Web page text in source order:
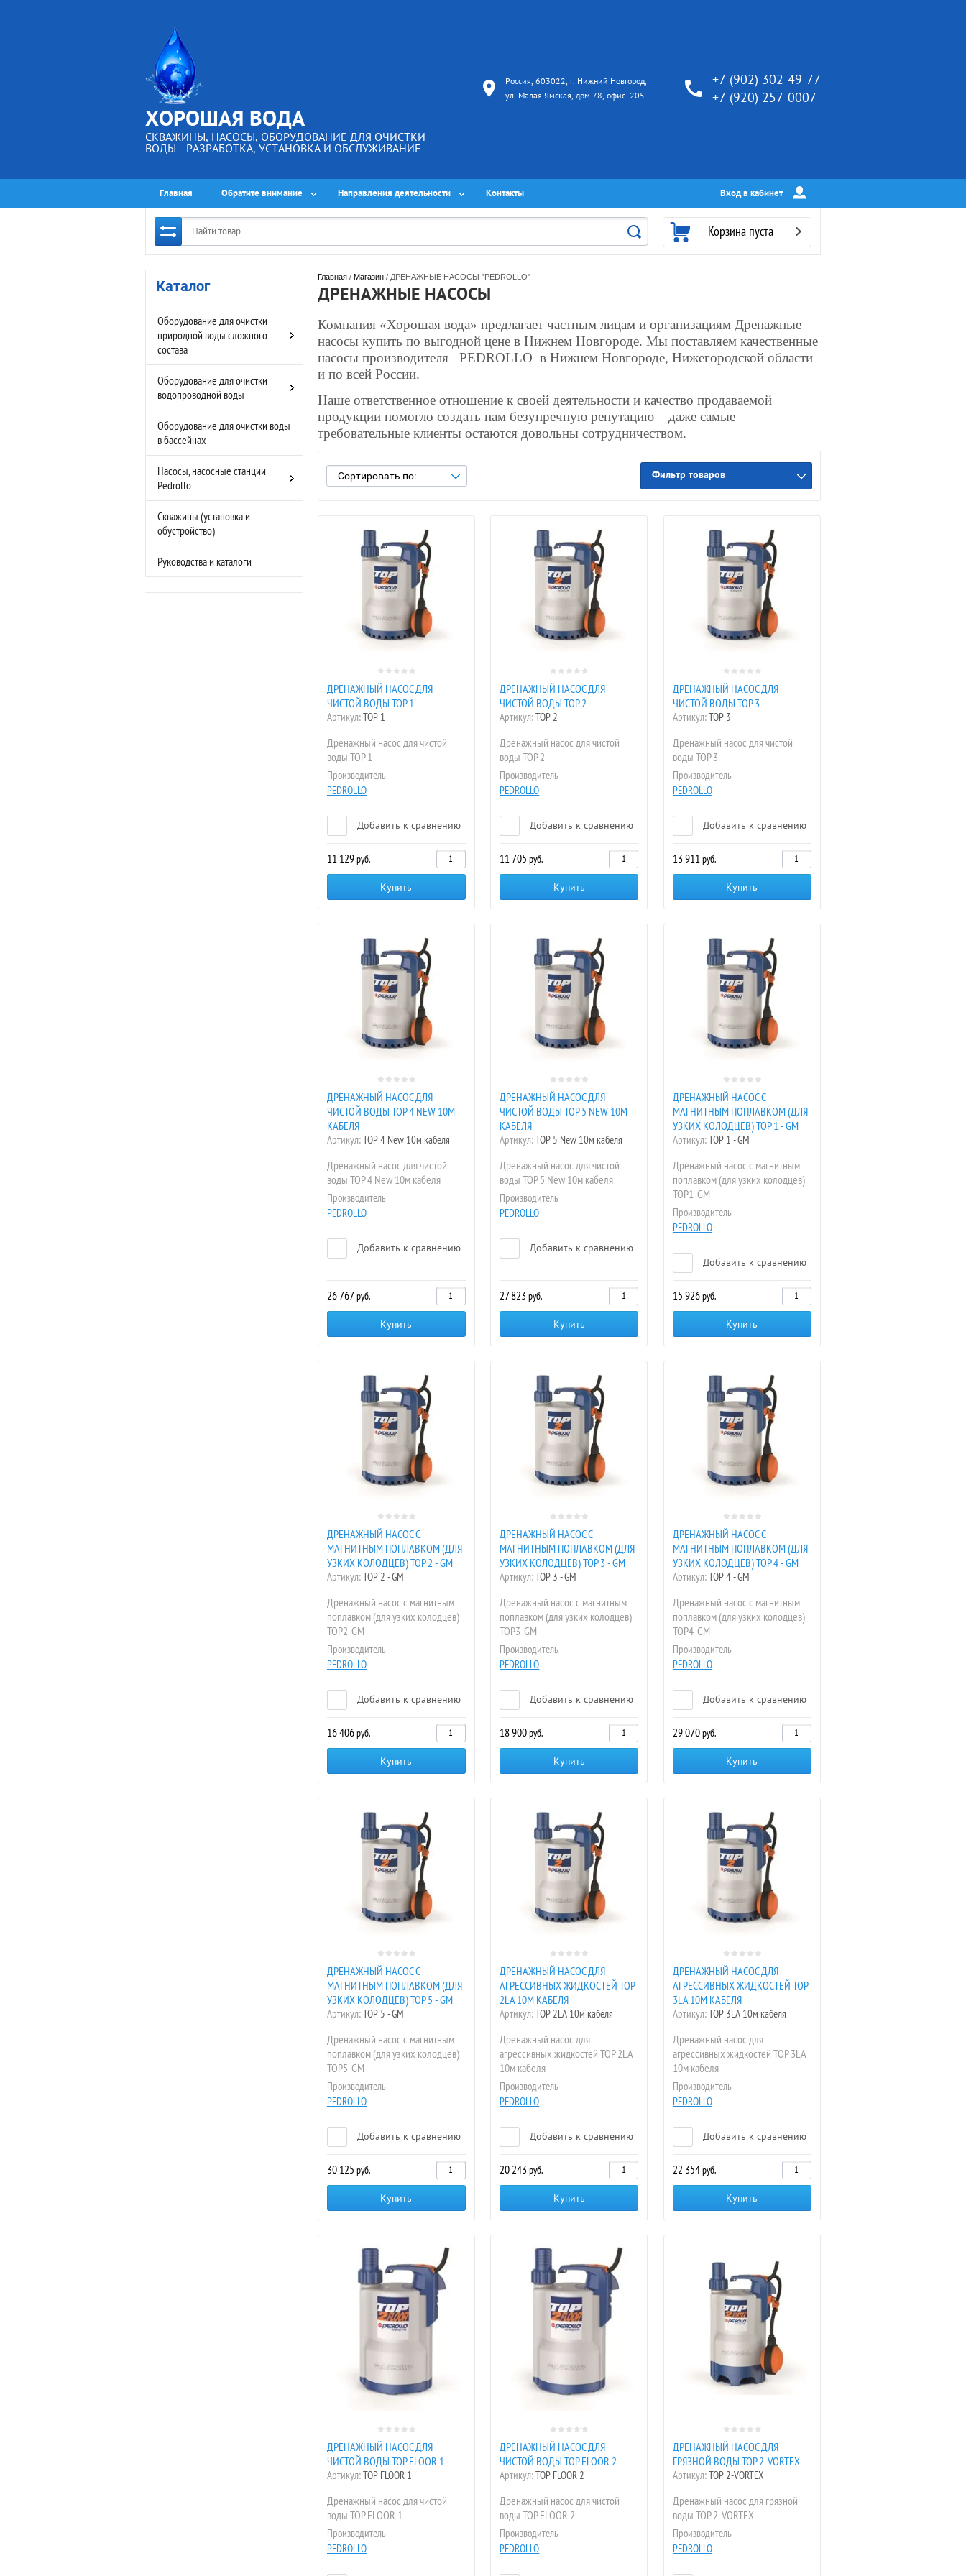
ХОРОШАЯ ВОДА
СКВАЖИНЫ, НАСОСЫ, ОБОРУДОВАНИЕ ДЛЯ ОЧИСТКИ
ВОДЫ - РАЗРАБОТКА, УСТАНОВКА И ОБСЛУЖИВАНИЕ
Россия, 603022, г. Нижний Новгород,
ул. Малая Ямская, дом 78, офис. 205
+7 (902) 302-49-77
+7 (920) 257-0007
Главная Обратите внимание Направления деятельности Контакты Вход в кабинет
Корзина пуста
Каталог
Оборудование для очистки
природной воды сложного
состава
Оборудование для очистки
водопроводной воды
Оборудование для очистки воды
в бассейнах
Насосы, насосные станции
Pedrollo
Скважины (установка и
обустройство)
Руководства и каталоги
Главная / Магазин / ДРЕНАЖНЫЕ НАСОСЫ "PEDROLLO"
ДРЕНАЖНЫЕ НАСОСЫ
Компания «Хорошая вода» предлагает частным лицам и организациям Дренажные
насосы купить по выгодной цене в Нижнем Новгороде. Мы поставляем качественные
насосы производителя PEDROLLO в Нижнем Новгороде, Нижегородской области
и по всей России.
Наше ответственное отношение к своей деятельности и качество продаваемой
продукции помогло создать нам безупречную репутацию – даже самые
требовательные клиенты остаются довольны сотрудничеством.
Фильтр товаров
Сортировать по:
ДРЕНАЖНЫЙ НАСОС ДЛЯ
ЧИСТОЙ ВОДЫ TOP 1
Артикул:TOP 1
Дренажный насос для чистой
воды ТОР 1
Производитель
PEDROLLO
Добавить к сравнению
11 129руб.
Купить
ДРЕНАЖНЫЙ НАСОС ДЛЯ
ЧИСТОЙ ВОДЫ TOP 2
Артикул:TOP 2
Дренажный насос для чистой
воды ТОР 2
Производитель
PEDROLLO
Добавить к сравнению
11 705 руб.
Купить
ДРЕНАЖНЫЙ НАСОС ДЛЯ
ЧИСТОЙ ВОДЫ TOP 3
Артикул:TOP 3
Дренажный насос для чистой
воды ТОР 3
Производитель
PEDROLLO
Добавить к сравнению
13 911руб.
Купить
ДРЕНАЖНЫЙ НАСОС ДЛЯ
ЧИСТОЙ ВОДЫ TOP 4 NEW 10М
КАБЕЛЯ
Артикул:TOP 4 New 10м кабеля
Дренажный насос для чистой
воды TOP 4 New 10м кабеля
Производитель
PEDROLLO
Добавить к сравнению
26 767руб.
Купить
ДРЕНАЖНЫЙ НАСОС ДЛЯ
ЧИСТОЙ ВОДЫ TOP 5 NEW 10М
КАБЕЛЯ
Артикул:TOP 5 New 10м кабеля
Дренажный насос для чистой
воды TOP 5 New 10м кабеля
Производитель
PEDROLLO
Добавить к сравнению
27 823руб.
Купить
ДРЕНАЖНЫЙ НАСОС С
МАГНИТНЫМ ПОПЛАВКОМ (ДЛЯ
УЗКИХ КОЛОДЦЕВ) TOP 1 - GM
Артикул:TOP 1 - GM
Дренажный насос с магнитным
поплавком (для узких колодцев)
TOP1-GM
Производитель
PEDROLLO
Добавить к сравнению
15 926руб.
Купить
ДРЕНАЖНЫЙ НАСОС С
МАГНИТНЫМ ПОПЛАВКОМ (ДЛЯ
УЗКИХ КОЛОДЦЕВ) TOP 2 - GM
Артикул:TOP 2 - GM
Дренажный насос с магнитным
поплавком (для узких колодцев)
TOP2-GM
Производитель
PEDROLLO
Добавить к сравнению
16 406руб.
Купить
ДРЕНАЖНЫЙ НАСОС С
МАГНИТНЫМ ПОПЛАВКОМ (ДЛЯ
УЗКИХ КОЛОДЦЕВ) TOP 3 - GM
Артикул:TOP 3 - GM
Дренажный насос с магнитным
поплавком (для узких колодцев)
TOP3-GM
Производитель
PEDROLLO
Добавить к сравнению
18 900руб.
Купить
ДРЕНАЖНЫЙ НАСОС С
МАГНИТНЫМ ПОПЛАВКОМ (ДЛЯ
УЗКИХ КОЛОДЦЕВ) TOP 4 - GM
Артикул:TOP 4 - GM
Дренажный насос с магнитным
поплавком (для узких колодцев)
TOP4-GM
Производитель
PEDROLLO
Добавить к сравнению
29 070руб.
Купить
ДРЕНАЖНЫЙ НАСОС С
МАГНИТНЫМ ПОПЛАВКОМ (ДЛЯ
УЗКИХ КОЛОДЦЕВ) TOP 5 - GM
Артикул:TOP 5 - GM
Дренажный насос с магнитным
поплавком (для узких колодцев)
TOP5-GM
Производитель
PEDROLLO
Добавить к сравнению
30 125 руб.
Купить
ДРЕНАЖНЫЙ НАСОС ДЛЯ
АГРЕССИВНЫХ ЖИДКОСТЕЙ TOP
2LA 10М КАБЕЛЯ
Артикул:TOP 2LA 10м кабеля
Дренажный насос для
агрессивных жидкостей TOP 2LA
10м кабеля
Производитель
PEDROLLO
Добавить к сравнению
20 243руб.
Купить
ДРЕНАЖНЫЙ НАСОС ДЛЯ
АГРЕССИВНЫХ ЖИДКОСТЕЙ TOP
3LA 10М КАБЕЛЯ
Артикул:TOP 3LA 10м кабеля
Дренажный насос для
агрессивных жидкостей TOP 3LA
10м кабеля
Производитель
PEDROLLO
Добавить к сравнению
22 354руб.
Купить
ДРЕНАЖНЫЙ НАСОС ДЛЯ
ЧИСТОЙ ВОДЫ TOP FLOOR 1
Артикул:TOP FLOOR 1
Дренажный насос для чистой
воды TOP FLOOR 1
Производитель
PEDROLLO
ДРЕНАЖНЫЙ НАСОС ДЛЯ
ЧИСТОЙ ВОДЫ TOP FLOOR 2
Артикул:TOP FLOOR 2
Дренажный насос для чистой
воды TOP FLOOR 2
Производитель
PEDROLLO
ДРЕНАЖНЫЙ НАСОС ДЛЯ
ГРЯЗНОЙ ВОДЫ TOP 2-VORTEX
Артикул:TOP 2-VORTEX
Дренажный насос для грязной
воды TOP 2-VORTEX
Производитель
PEDROLLO